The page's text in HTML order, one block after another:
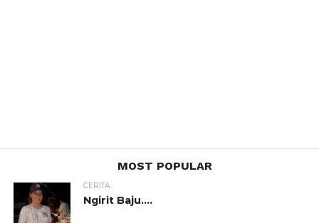
MOST POPULAR
CERITA
Ngirit Baju….